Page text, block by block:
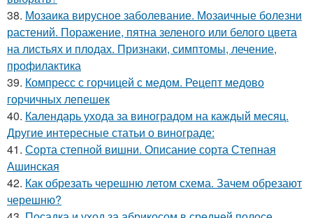
38. Мозаика вирусное заболевание. Мозаичные болезни
растений. Поражение, пятна зеленого или белого цвета
на листьях и плодах. Признаки, симптомы, лечение,
профилактика
39. Компресс с горчицей с медом. Рецепт медово
горчичных лепешек
40. Календарь ухода за виноградом на каждый месяц.
Другие интересные статьи о винограде:
41. Сорта степной вишни. Описание сорта Степная
Ашинская
42. Как обрезать черешню летом схема. Зачем обрезают
черешню?